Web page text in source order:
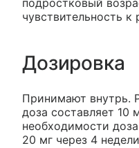
чувствительность к
Дозировка
Принимают внутрь.
доза составляет 10
необходимости
20 мг через 4